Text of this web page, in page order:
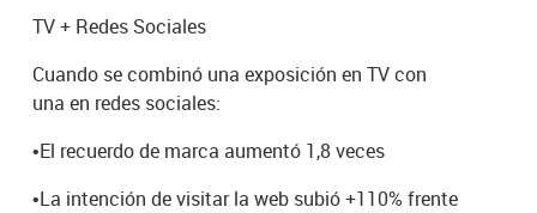
TV + Redes Sociales
Cuando se combinó una exposición en TV con
una en redes sociales:
•El recuerdo de marca aumentó 1,8 veces
•La intención de visitar la web subió +110% frente